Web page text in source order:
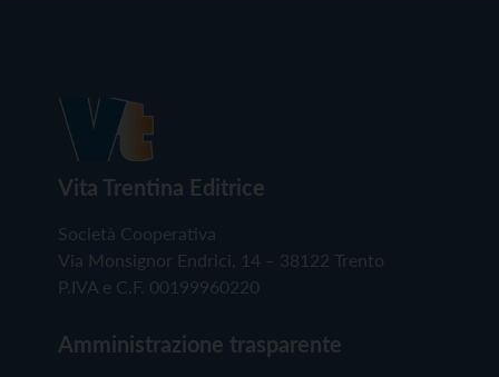
Vita Trentina Editrice
Società Cooperativa
Via Monsignor Endrici, 14 – 38122 Trento
P.IVA e C.F. 00199960220
Amministrazione trasparente